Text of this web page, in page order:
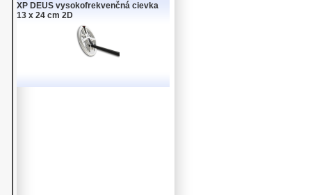
XP DEUS vysokofrekvenčná cievka
13 x 24 cm 2D